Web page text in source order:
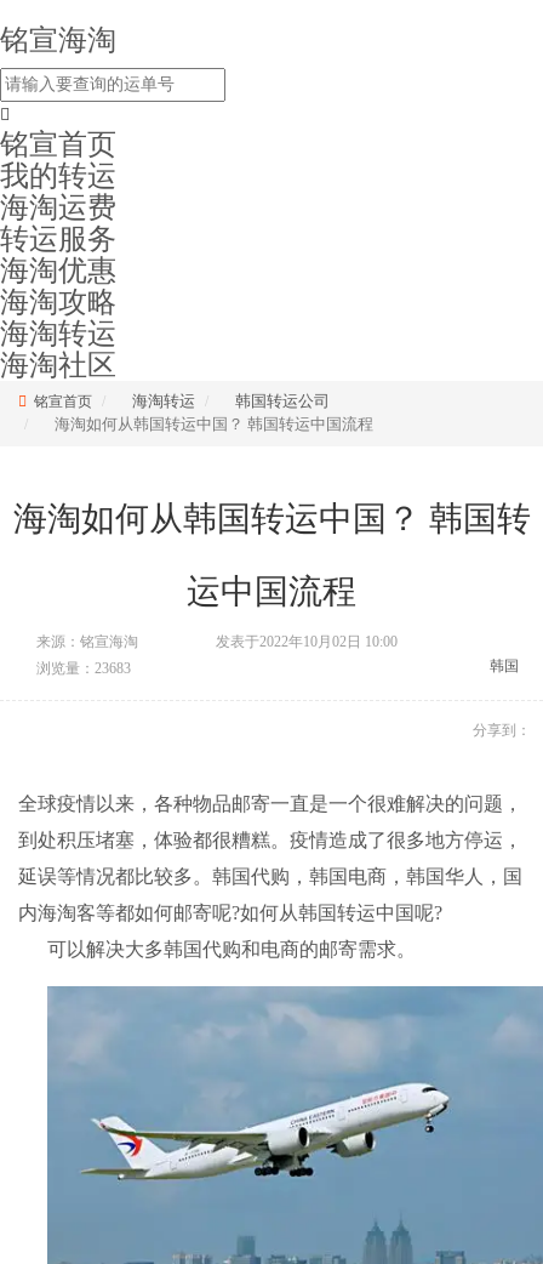
铭宣海淘
铭宣首页
我的转运
海淘运费
转运服务
海淘优惠
海淘攻略
海淘转运
海淘社区
铭宣首页 海淘转运
韩国转运公司
海淘如何从韩国转运中国？ 韩国转运中国流程
海淘如何从韩国转运中国？ 韩国转
运中国流程
来源：铭宣海淘
发表于2022年10月02日 10:00
浏览量：23683
韩国
分享到：
全球疫情以来，各种物品邮寄一直是一个很难解决的问题，
到处积压堵塞，体验都很糟糕。疫情造成了很多地方停运，
延误等情况都比较多。韩国代购，韩国电商，韩国华人，国
内海淘客等都如何邮寄呢?如何从韩国转运中国呢?
可以解决大多韩国代购和电商的邮寄需求。